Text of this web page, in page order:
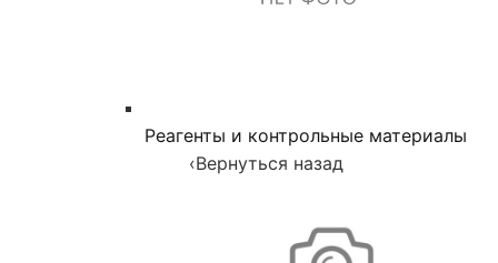
Реагенты и контрольные материалы
‹Вернуться назад